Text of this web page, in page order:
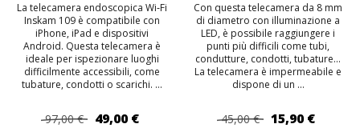
La telecamera endoscopica Wi‑Fi
Inskam 109 è compatibile con
iPhone, iPad e dispositivi
Android. Questa telecamera è
ideale per ispezionare luoghi
difficilmente accessibili, come
tubature, condotti o scarichi. ...
97,00 € 49,00 €
Con questa telecamera da 8 mm
di diametro con illuminazione a
LED, è possibile raggiungere i
punti più difficili come tubi,
condutture, condotti, tubature...
La telecamera è impermeabile e
dispone di un ...
45,00 € 15,90 €